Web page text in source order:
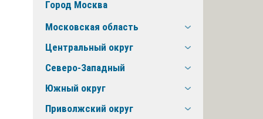
Город Москва
Московская область
Центральный округ
Северо-Западный
Южный округ
Приволжский округ